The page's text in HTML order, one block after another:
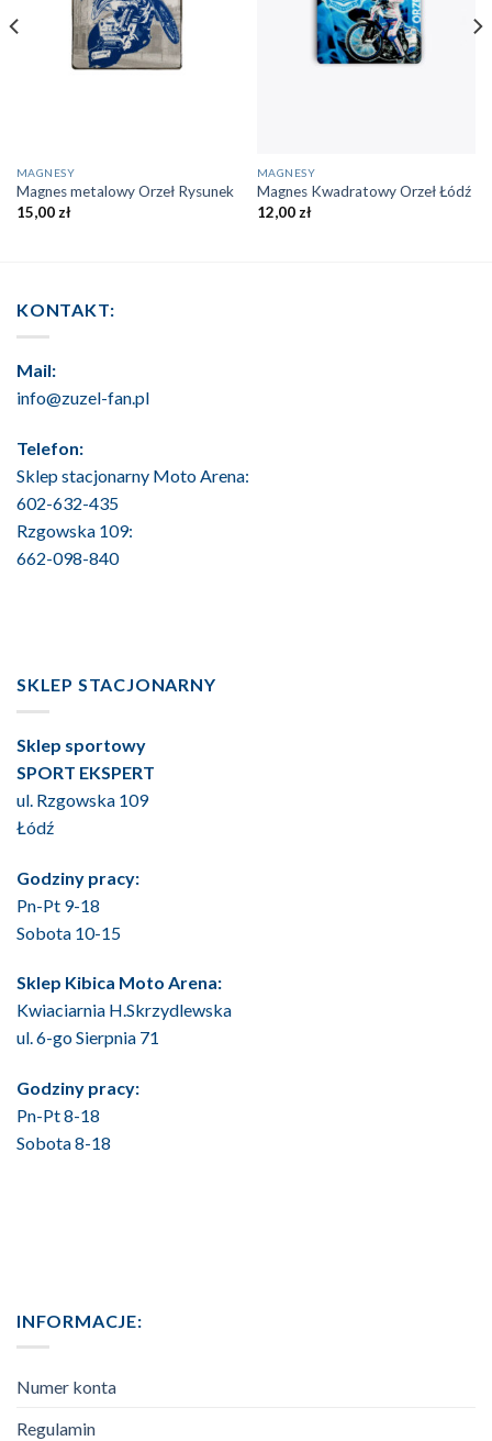
MAGNESY
Magnes metalowy Orzeł Rysunek
15,00 zł
MAGNESY
Magnes Kwadratowy Orzeł Łódź
12,00 zł
KONTAKT:
Mail:
info@zuzel-fan.pl
Telefon:
Sklep stacjonarny Moto Arena:
602-632-435
Rzgowska 109:
662-098-840
SKLEP STACJONARNY
Sklep sportowy
SPORT EKSPERT
ul. Rzgowska 109
Łódź
Godziny pracy:
Pn-Pt 9-18
Sobota 10-15
Sklep Kibica Moto Arena:
Kwiaciarnia H.Skrzydlewska
ul. 6-go Sierpnia 71
Godziny pracy:
Pn-Pt 8-18
Sobota 8-18
INFORMACJE:
Numer konta
Regulamin